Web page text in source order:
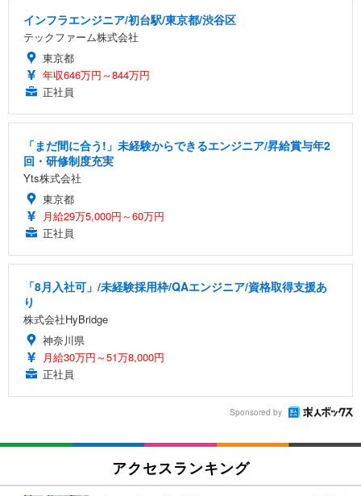
インフラエンジニア/初台駅/東京都/渋谷区
テックファーム株式会社
東京都
年収646万円～844万円
正社員
「まだ間に合う!」未経験からできるエンジニア/昇給賞与年2
回・研修制度充実
Yts株式会社
東京都
月給29万5,000円～60万円
正社員
「8月入社可」/未経験採用枠/QAエンジニア/資格取得支援あ
り
株式会社HyBridge
神奈川県
月給30万円～51万8,000円
正社員
Sponsored by
アクセスランキング